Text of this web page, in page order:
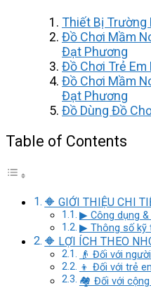
Thiết Bị
Đồ Chơi Mầm
Đạt Phương
Đồ Chơi Trẻ
Đồ Chơi Mầm
Đạt Phương
Đồ Dùng Đồ
Table of Contents
🔶 GIỚI THIỆU CHI
▶ Công dụng
▶ Thông số kỹ
🔶 LỢI ÍCH THEO
👴 Đối với
👦 Đối với trẻ
🏘️ Đối với cộng